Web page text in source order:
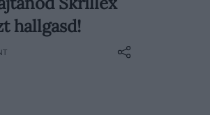
sok zene jelenik
Éppen ezért
az
minden héten
hallgasd!